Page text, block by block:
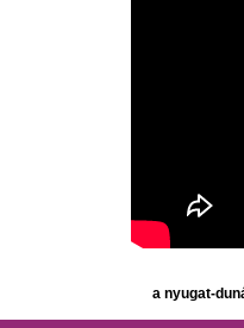
a nyugat-